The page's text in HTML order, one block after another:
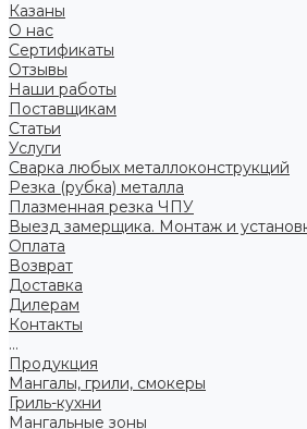
Казаны
О нас
Сертификаты
Отзывы
Наши работы
Поставщикам
Статьи
Услуги
Сварка любых металлоконструкций
Резка (рубка) металла
Плазменная резка ЧПУ
Выезд замерщика. Монтаж и
Оплата
Возврат
Доставка
Дилерам
Контакты
...
Продукция
Мангалы, грили, смокеры
Гриль-кухни
Мангальные зоны